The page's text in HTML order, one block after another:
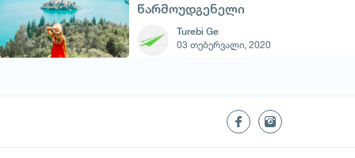
წარმოუდგენელი
ვირტუალური
სახელმწიფოები
Turebi Ge
03 თებერვალი, 2020